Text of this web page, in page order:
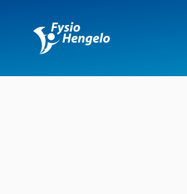
Fysio Hengelo